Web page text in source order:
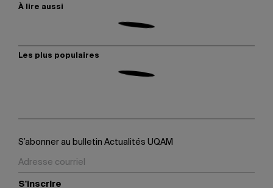
À lire aussi
Les plus populaires
S’abonner au bulletin Actualités UQAM
S'inscrire